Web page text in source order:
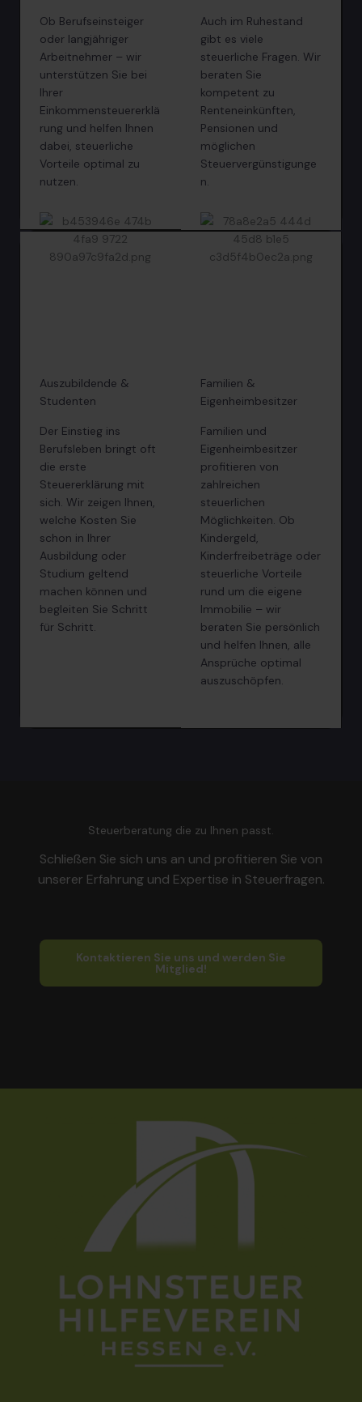
Ob Berufseinsteiger
oder langjähriger
Arbeitnehmer – wir
unterstützen Sie bei
Ihrer
Einkommensteuererklä
rung und helfen Ihnen
dabei, steuerliche
Vorteile optimal zu
nutzen.
Auch im Ruhestand
gibt es viele
steuerliche Fragen. Wir
beraten Sie
kompetent zu
Renteneinkünften,
Pensionen und
möglichen
Steuervergünstigunge
n.
Auszubildende &
Studenten
Der Einstieg ins
Berufsleben bringt oft
die erste
Steuererklärung mit
sich. Wir zeigen Ihnen,
welche Kosten Sie
schon in Ihrer
Ausbildung oder
Studium geltend
machen können und
begleiten Sie Schritt
für Schritt.
Familien &
Eigenheimbesitzer
Familien und
Eigenheimbesitzer
profitieren von
zahlreichen
steuerlichen
Möglichkeiten. Ob
Kindergeld,
Kinderfreibeträge oder
steuerliche Vorteile
rund um die eigene
Immobilie – wir
beraten Sie persönlich
und helfen Ihnen, alle
Ansprüche optimal
auszuschöpfen.
Steuerberatung die zu Ihnen passt.
Schließen Sie sich uns an und profitieren Sie von
unserer Erfahrung und Expertise in Steuerfragen.
Kontaktieren Sie uns und werden Sie
Mitglied!